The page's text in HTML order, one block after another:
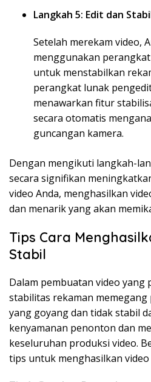
Langkah 5: Edit dan
Setelah merekam video,
menggunakan
untuk menstabilkan
perangkat lunak
menawarkan fitur
secara otomatis
guncangan kamera.
Dengan mengikuti langkah-
secara signifikan
video Anda, menghasilkan
dan menarik yang akan
Tips Cara
Stabil
Dalam pembuatan video
stabilitas rekaman
yang goyang dan tidak stabil
kenyamanan penonton dan
keseluruhan produksi video.
tips untuk menghasilkan video